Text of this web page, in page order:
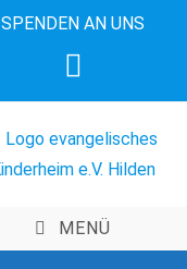
SPENDEN AN UNS
MENÜ